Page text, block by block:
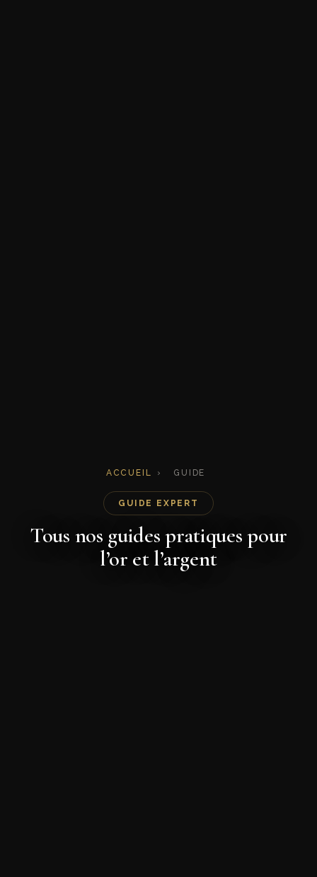
ACCUEIL › GUIDE
GUIDE EXPERT
Tous nos guides pratiques pour
l’or et l’argent